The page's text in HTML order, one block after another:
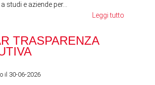
studi e aziende per...
Leggi tutto
TRASPARENZA
il 30-06-2026